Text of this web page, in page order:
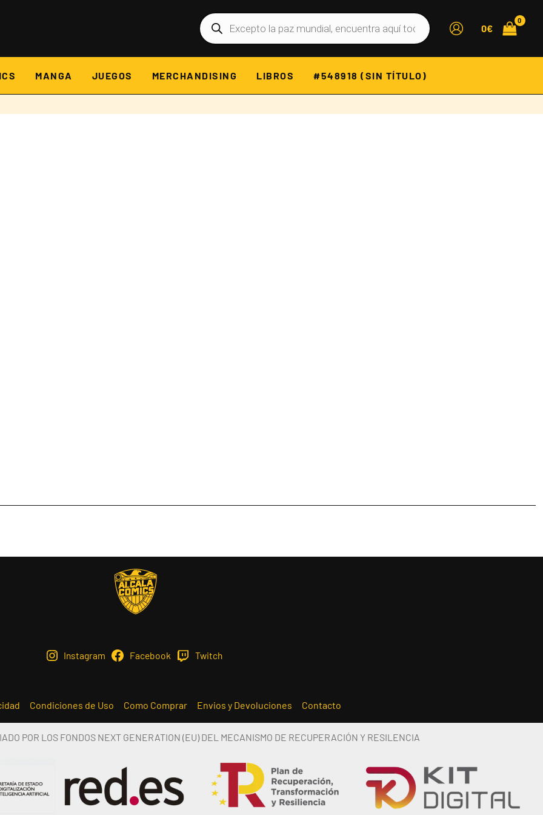
Búsqueda
de
productos
0€
MANGA JUEGOS MERCHANDISING LIBROS #548918 (SIN TÍTULO)
Instagram Facebook Twitch
Condiciones de Uso Como Comprar Envios y Devoluciones Contacto
POR LOS FONDOS NEXT GENERATION (EU) DEL MECANISMO DE RECUPERACIÓN Y RESILENCIA